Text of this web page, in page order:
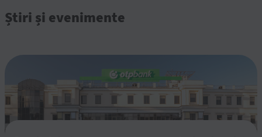
Știri și evenimente